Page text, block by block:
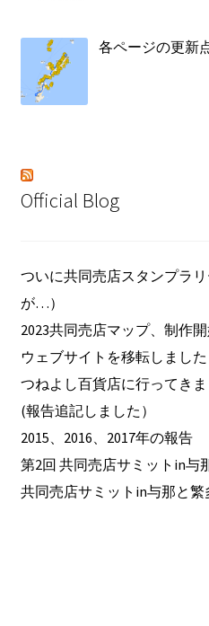
各ページの更新
Official Blog
ついに共同売店スタンプラ
が…）
2023共同売店マップ、制作開
ウェブサイトを移転しました
つねよし百貨店に行ってき
(報告追記しました）
2015、2016、2017年の報告
第2回 共同売店サミットin与
共同売店サミットin与那と